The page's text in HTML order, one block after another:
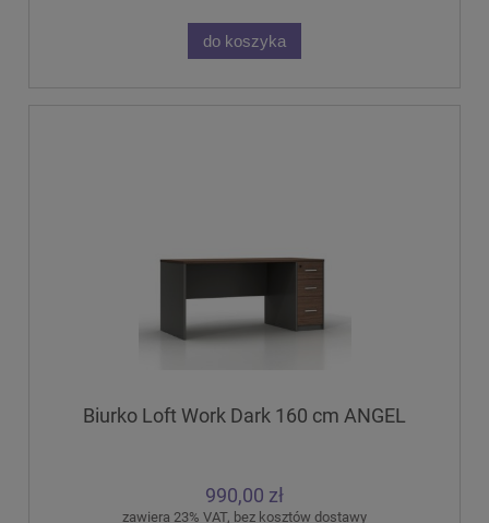
do koszyka
Biurko Loft Work Dark 160 cm ANGEL
990,00 zł
zawiera 23% VAT, bez kosztów dostawy